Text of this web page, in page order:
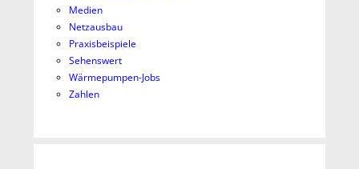
Medien
Netzausbau
Praxisbeispiele
Sehenswert
Wärmepumpen-Jobs
Zahlen